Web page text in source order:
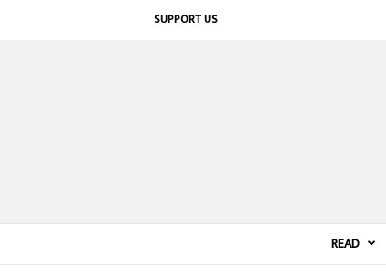
SUPPORT US
READ